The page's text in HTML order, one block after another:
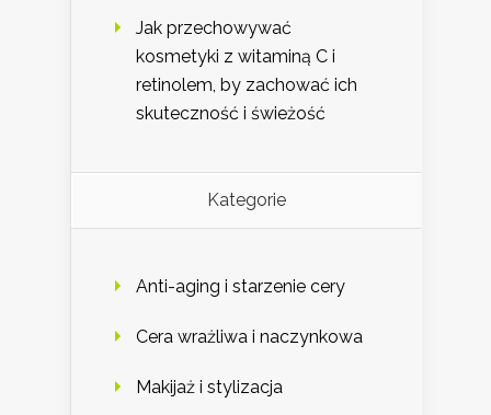
Jak przechowywać
kosmetyki z witaminą C i
retinolem, by zachować ich
skuteczność i świeżość
Kategorie
Anti-aging i starzenie cery
Cera wrażliwa i naczynkowa
Makijaż i stylizacja